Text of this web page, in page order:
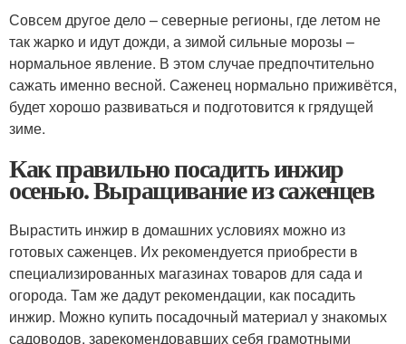
Совсем другое дело – северные регионы, где летом не
так жарко и идут дожди, а зимой сильные морозы –
нормальное явление. В этом случае предпочтительно
сажать именно весной. Саженец нормально приживётся,
будет хорошо развиваться и подготовится к грядущей
зиме.
Как правильно посадить инжир
осенью. Выращивание из саженцев
Вырастить инжир в домашних условиях можно из
готовых саженцев. Их рекомендуется приобрести в
специализированных магазинах товаров для сада и
огорода. Там же дадут рекомендации, как посадить
инжир. Можно купить посадочный материал у знакомых
садоводов, зарекомендовавших себя грамотными